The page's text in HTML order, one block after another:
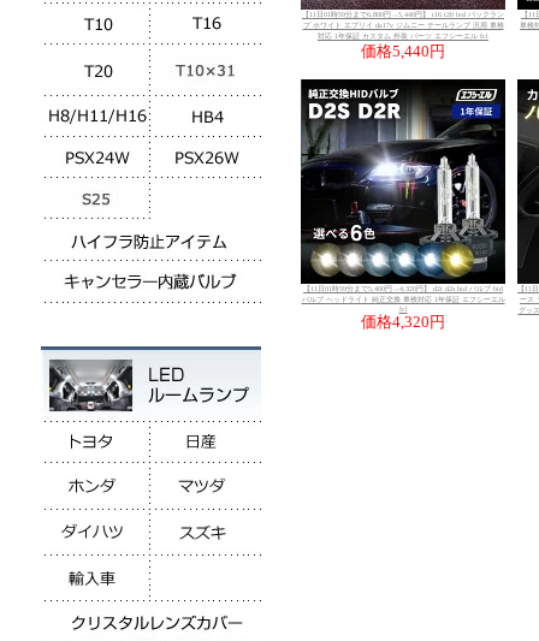
【11日01時59分まで6,800円→5,440円】 t16 t20 led バックラン
プ ホワイト エブリイ da17v ジムニー テールランプ 汎用 車検
対応 1年保証 カスタム 外装 パーツ エフシーエル fcl
価格5,440円
【
車検
【11日01時59分まで5,400円→4,320円】 d2r d2s hid バルブ hid
バルブ ヘッドライト 純正交換 車検対応 1年保証 エフシーエル
fcl
価格4,320円
【11
ース
グッ